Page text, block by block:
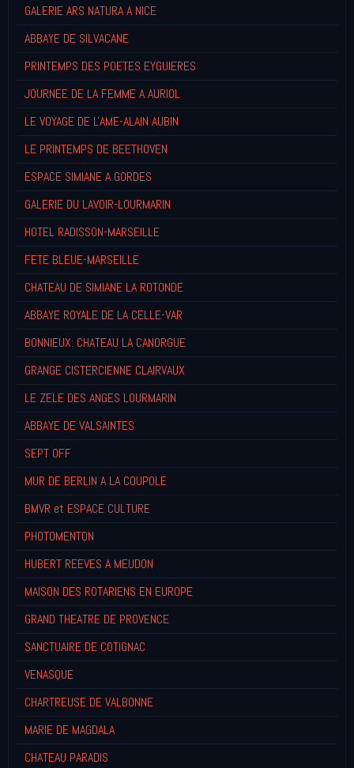
GALERIE ARS NATURA A NICE
ABBAYE DE SILVACANE
PRINTEMPS DES POETES EYGUIERES
JOURNEE DE LA FEMME A AURIOL
LE VOYAGE DE L'AME-ALAIN AUBIN
LE PRINTEMPS DE BEETHOVEN
ESPACE SIMIANE A GORDES
GALERIE DU LAVOIR-LOURMARIN
HOTEL RADISSON-MARSEILLE
FETE BLEUE-MARSEILLE
CHATEAU DE SIMIANE LA ROTONDE
ABBAYE ROYALE DE LA CELLE-VAR
BONNIEUX: CHATEAU LA CANORGUE
GRANGE CISTERCIENNE CLAIRVAUX
LE ZELE DES ANGES LOURMARIN
ABBAYE DE VALSAINTES
SEPT OFF
MUR DE BERLIN A LA COUPOLE
BMVR et ESPACE CULTURE
PHOTOMENTON
HUBERT REEVES A MEUDON
MAISON DES ROTARIENS EN EUROPE
GRAND THEATRE DE PROVENCE
SANCTUAIRE DE COTIGNAC
VENASQUE
CHARTREUSE DE VALBONNE
MARIE DE MAGDALA
CHATEAU PARADIS